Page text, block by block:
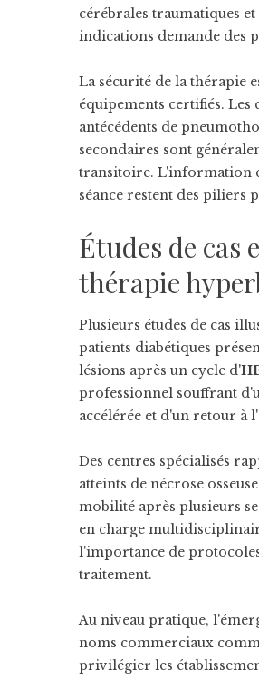
cérébrales traumatiques
indications demande des
La sécurité de la thérapie
équipements certifiés.
antécédents de
secondaires sont
transitoire. L'information
séance restent des piliers
Études de cas
thérapie
Plusieurs études de cas
patients diabétiques
lésions après un cycle d'
professionnel souffrant
accélérée et d'un retour à
Des centres spécialisés
atteints de nécrose
mobilité après plusieurs
en charge
l'importance de
traitement.
Au niveau pratique,
noms commerciaux
privilégier les